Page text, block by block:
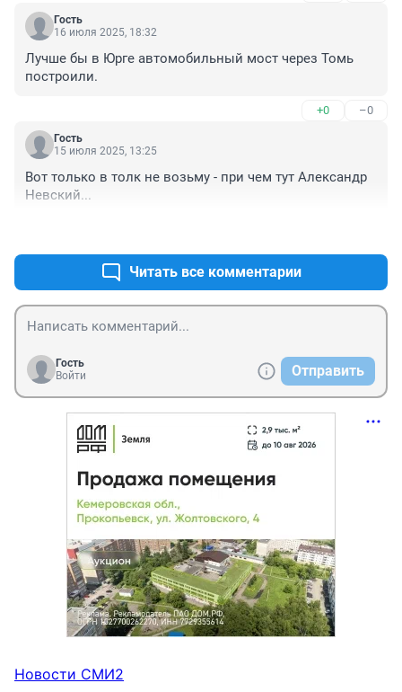
Гость
16 июля 2025, 18:32
Лучше бы в Юрге автомобильный мост через Томь
построили.
+0 –0
Гость
15 июля 2025, 13:25
Вот только в толк не возьму - при чем тут Александр
Невский...
Читать все комментарии
Гость
Войти
Отправить
Новости СМИ2